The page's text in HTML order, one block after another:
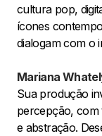
cultura pop,
ícones
dialogam com o
Mariana
Sua produção
percepção, com
e abstração.